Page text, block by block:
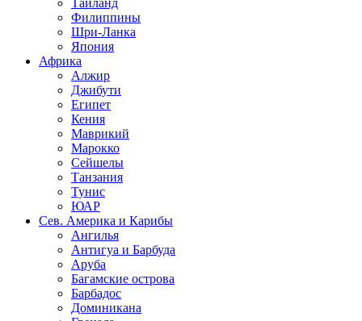
Таиланд
Филиппины
Шри-Ланка
Япония
Африка
Алжир
Джибути
Египет
Кения
Маврикий
Марокко
Сейшелы
Танзания
Тунис
ЮАР
Сев. Америка и Карибы
Ангилья
Антигуа и Барбуда
Аруба
Багамские острова
Барбадос
Доминикана